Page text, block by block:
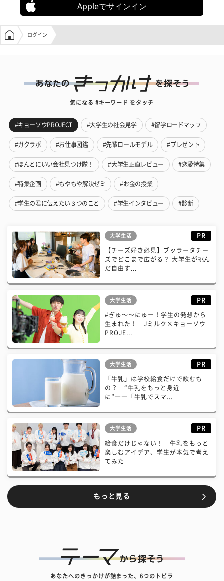
Appleでサインイン
学生の窓口トップ
ログイン
気になる #キーワード をタッチ
#キョーソウPROJECT #大学生の社会見学 #留学ロードマップ
#ガクラボ #お仕事図鑑 #先輩ロールモデル #プレゼント
#ほんとにいい会社見つけ隊！ #大学生正直レビュー #恋愛特集
#特集企画 #もやもや解決ゼミ #お金の授業
#学生の君に伝えたい３つのこと #学生インタビュー #診断
大学生活 PR
【チーズ好き必見】ブッラータチー
ズでどこまで広がる？ 大学生が挑ん
だ自由す...
大学生活 PR
#ぎゅ〜〜にゅー！学生の発想から
生まれた！ Jミルク×キョーソウ
PROJE...
大学生活 PR
「牛乳」は学校給食だけで飲むも
の？ “牛乳をもっと身近
に”――「牛乳でスマ...
大学生活 PR
給食だけじゃない！ 牛乳をもっと
楽しむアイデア、学生が本気で考え
てみた
もっと見る
あなたへのきっかけが詰まった、6つのトビラ